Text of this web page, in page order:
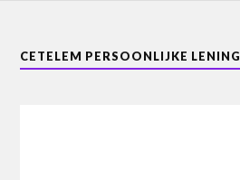
CETELEM PERSOONLIJKE LENING